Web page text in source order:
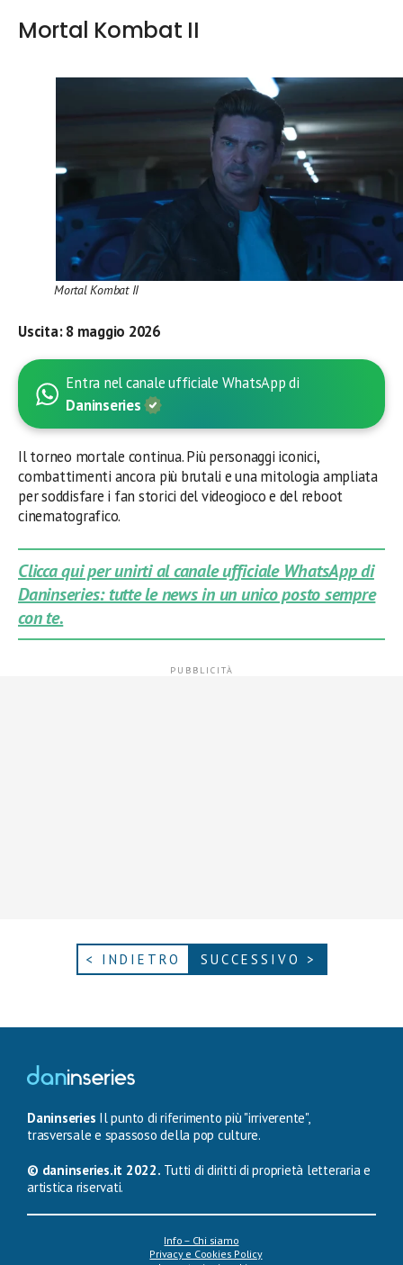
Mortal Kombat II
Mortal Kombat II
Uscita: 8 maggio 2026
Entra nel canale ufficiale WhatsApp di
Daninseries
Il torneo mortale continua. Più personaggi iconici,
combattimenti ancora più brutali e una mitologia ampliata
per soddisfare i fan storici del videogioco e del reboot
cinematografico.
Clicca qui per unirti al canale ufficiale WhatsApp di
Daninseries: tutte le news in un unico posto sempre
con te.
< INDIETRO SUCCESSIVO >
Daninseries Il punto di riferimento più "irriverente",
trasversale e spassoso della pop culture.
© daninseries.it 2022. Tutti di diritti di proprietà letteraria e
artistica riservati.
Info – Chi siamo
Privacy e Cookies Policy